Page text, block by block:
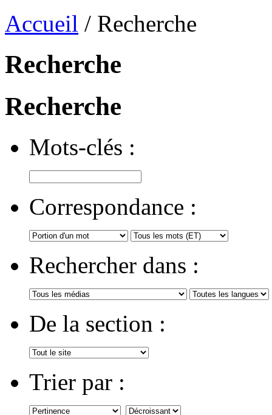
Accueil / Recherche
Recherche
Recherche
Mots-clés :
Correspondance :
Rechercher dans :
De la section :
Trier par :